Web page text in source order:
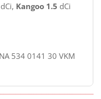
Kangoo 1.5 dCi
534 0141 30 VKM